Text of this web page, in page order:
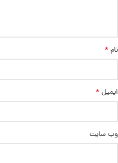
نام *
ایمیل *
وب‌ سایت